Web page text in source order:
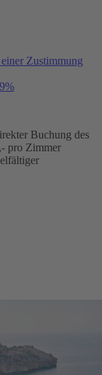
Zustimmung
Buchung des
pro Zimmer